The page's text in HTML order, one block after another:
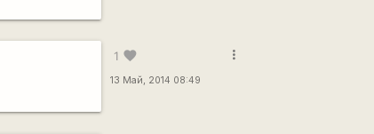
1 favorite
13 Май, 2014 08:49
more_vert